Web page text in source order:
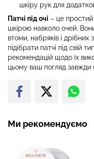
шкіру рук для
Патчі під очі – це простий
шкірою навколо очей.
втоми, набряків і
підібрати патчі під свій
рекомендацій щодо їх
цьому ваш погляд завжди
Ми рекомендуємо